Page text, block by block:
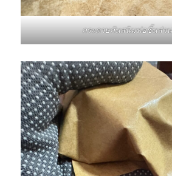
กระดาษกันสนิมห่อชิ้นส่ว